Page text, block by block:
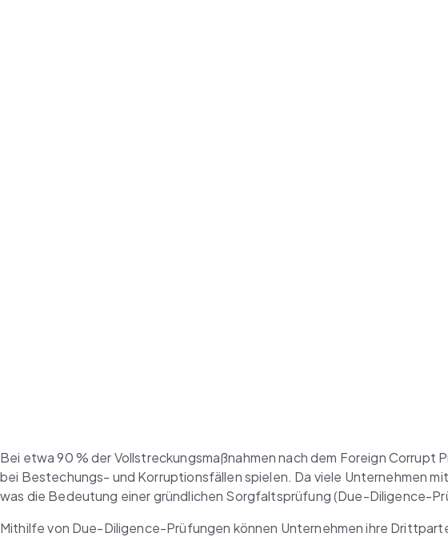
Bei etwa 90 % der Vollstreckungsmaßnahmen nach dem Foreign
bei Bestechungs- und Korruptionsfällen spielen. Da viele Unternehmen
was die Bedeutung einer gründlichen Sorgfaltsprüfung (Due-Diligence-
Mithilfe von Due-Diligence-Prüfungen können Unternehmen ihre